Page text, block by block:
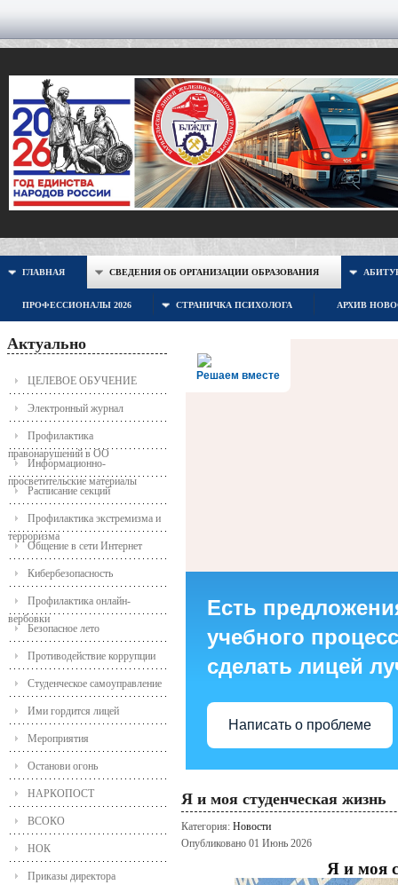
ГЛАВНАЯ СВЕДЕНИЯ ОБ ОРГАНИЗАЦИИ ОБРАЗОВАНИЯ
ПРОФЕССИОНАЛЫ 2026 СТРАНИЧКА ПСИХОЛОГА АРХИВ
Актуально
ЦЕЛЕВОЕ ОБУЧЕНИЕ
Электронный журнал
Профилактика
правонарушений в ОО
Информационно-
просветительские материалы
Расписание секций
Профилактика экстремизма и
терроризма
Общение в сети Интернет
Кибербезопасность
Профилактика онлайн-
вербовки
Безопасное лето
Противодействие коррупции
Студенческое самоуправление
Ими гордится лицей
Мероприятия
Останови огонь
НАРКОПОСТ
ВСОКО
НОК
Приказы директора
Решаем вместе
Есть
учебного
сделать лицей
Написать о проблеме
Я и моя студенческая жизнь
Категория: Новости
Опубликовано 01 Июнь 2026
Я и моя